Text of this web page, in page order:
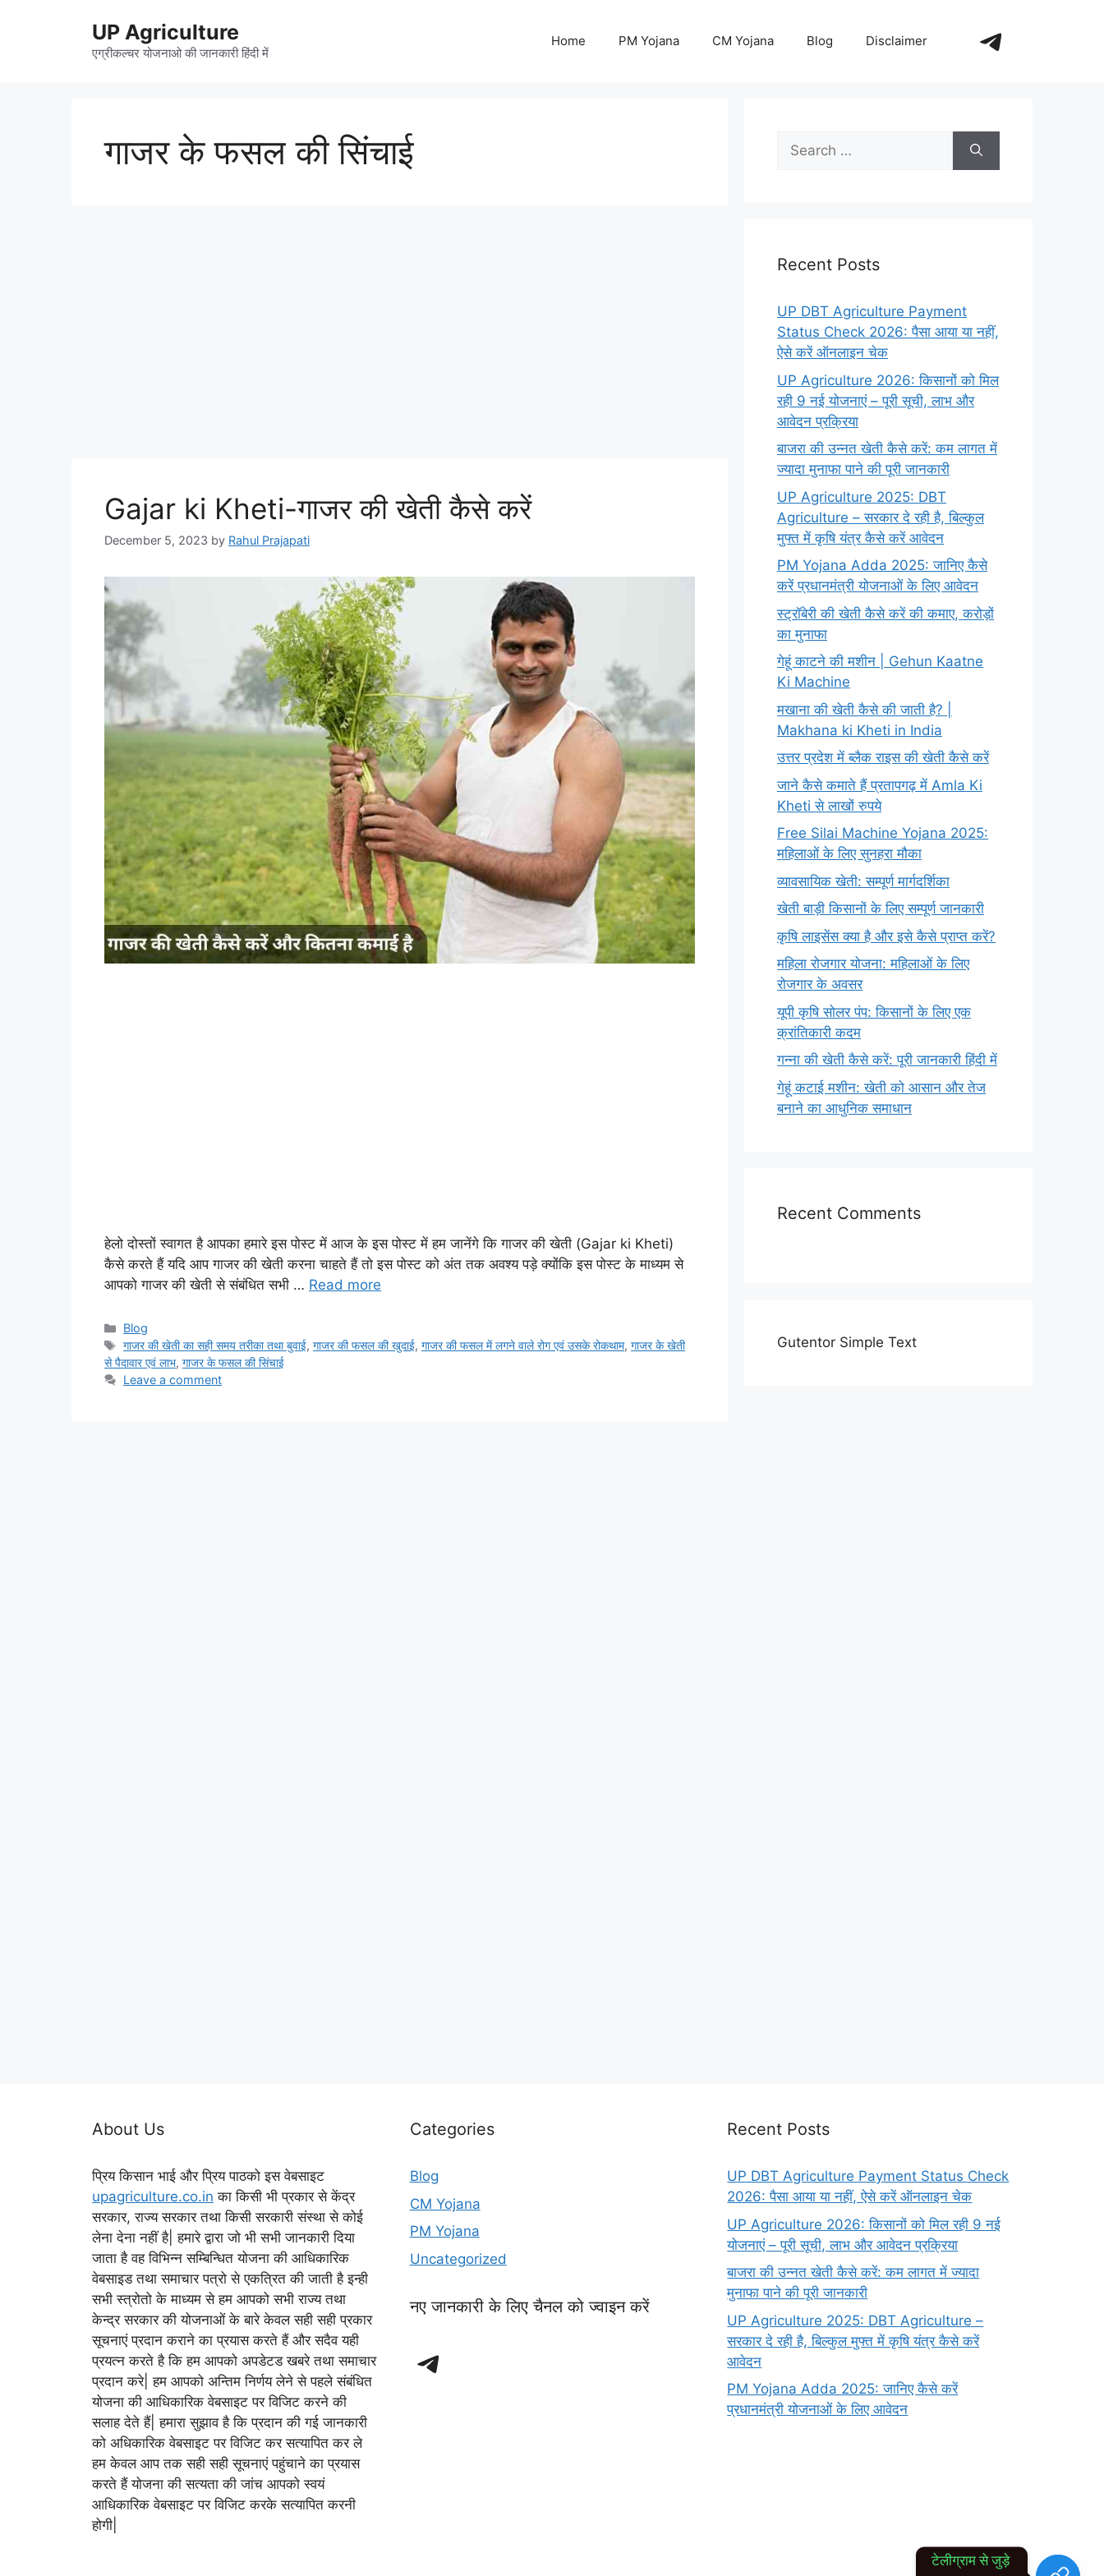
UP Agriculture
एग्रीकल्चर योजनाओ की जानकारी हिंदी में
Home PM Yojana CM Yojana Blog Disclaimer https://t.me/
गाजर के फसल की सिंचाई
Gajar ki Kheti-गाजर की खेती कैसे करें
December 5, 2023 by Rahul Prajapati
हेलो दोस्तों स्वागत है आपका हमारे इस पोस्ट में आज के इस पोस्ट में हम जानेंगे कि गाजर की खेती (Gajar ki Kheti)
कैसे करते हैं यदि आप गाजर की खेती करना चाहते हैं तो इस पोस्ट को अंत तक अवश्य पड़े क्योंकि इस पोस्ट के माध्यम से
आपको गाजर की खेती से संबंधित सभी … Read more
Categories
Blog
Tags
गाजर की खेती का सही समय तरीका तथा बुवाई,गाजर की फसल की खुदाई,गाजर की फसल में लगने वाले रोग एवं उसके रोकथाम,गाजर के खेती
से पैदावार एवं लाभ, गाजर के फसल की सिंचाई
Leave a comment
Search
for:
Recent Posts
UP DBT Agriculture Payment
Status Check 2026: पैसा आया या नहीं,
ऐसे करें ऑनलाइन चेक
UP Agriculture 2026: किसानों को मिल
रही 9 नई योजनाएं – पूरी सूची, लाभ और
आवेदन प्रक्रिया
बाजरा की उन्नत खेती कैसे करें: कम लागत में
ज्यादा मुनाफा पाने की पूरी जानकारी
UP Agriculture 2025: DBT
Agriculture – सरकार दे रही है, बिल्कुल
मुफ्त में कृषि यंत्र कैसे करें आवेदन
PM Yojana Adda 2025: जानिए कैसे
करें प्रधानमंत्री योजनाओं के लिए आवेदन
स्ट्रॉबेरी की खेती कैसे करें की कमाए, करोड़ों
का मुनाफा
गेहूं काटने की मशीन | Gehun Kaatne
Ki Machine
मखाना की खेती कैसे की जाती है? |
Makhana ki Kheti in India
उत्तर प्रदेश में ब्लैक राइस की खेती कैसे करें
जाने कैसे कमाते हैं प्रतापगढ़ में Amla Ki
Kheti से लाखों रुपये
Free Silai Machine Yojana 2025:
महिलाओं के लिए सुनहरा मौका
व्यावसायिक खेती: सम्पूर्ण मार्गदर्शिका
खेती बाड़ी किसानों के लिए सम्पूर्ण जानकारी
कृषि लाइसेंस क्या है और इसे कैसे प्राप्त करें?
महिला रोजगार योजना: महिलाओं के लिए
रोजगार के अवसर
यूपी कृषि सोलर पंप: किसानों के लिए एक
क्रांतिकारी कदम
गन्ना की खेती कैसे करें: पूरी जानकारी हिंदी में
गेहूं कटाई मशीन: खेती को आसान और तेज
बनाने का आधुनिक समाधान
Recent Comments
Gutentor Simple Text
About Us
प्रिय किसान भाई और प्रिय पाठको इस वेबसाइट
upagriculture.co.in का किसी भी प्रकार से केंद्र
सरकार, राज्य सरकार तथा किसी सरकारी संस्था से कोई
लेना देना नहीं है| हमारे द्वारा जो भी सभी जानकारी दिया
जाता है वह विभिन्न सम्बिन्धित योजना की आधिकारिक
वेबसाइड तथा समाचार पत्रो से एकत्रित की जाती है इन्ही
सभी स्त्रोतो के माध्यम से हम आपको सभी राज्य तथा
केन्द्र सरकार की योजनाओं के बारे केवल सही सही प्रकार
सूचनाएं प्रदान कराने का प्रयास करते हैं और सदैव यही
प्रयत्न करते है कि हम आपको अपडेटड खबरे तथा समाचार
प्रदान करे| हम आपको अन्तिम निर्णय लेने से पहले संबंधित
योजना की आधिकारिक वेबसाइट पर विजिट करने की
सलाह देते हैं| हमारा सुझाव है कि प्रदान की गई जानकारी
को अधिकारिक वेबसाइट पर विजिट कर सत्यापित कर ले
हम केवल आप तक सही सही सूचनाएं पहुंचाने का प्रयास
करते हैं योजना की सत्यता की जांच आपको स्वयं
आधिकारिक वेबसाइट पर विजिट करके सत्यापित करनी
होगी|
Categories
Blog
CM Yojana
PM Yojana
Uncategorized
नए जानकारी के लिए चैनल को ज्वाइन करें
Telegram
Recent Posts
UP DBT Agriculture Payment Status Check
2026: पैसा आया या नहीं, ऐसे करें ऑनलाइन चेक
UP Agriculture 2026: किसानों को मिल रही 9 नई
योजनाएं – पूरी सूची, लाभ और आवेदन प्रक्रिया
बाजरा की उन्नत खेती कैसे करें: कम लागत में ज्यादा
मुनाफा पाने की पूरी जानकारी
UP Agriculture 2025: DBT Agriculture –
सरकार दे रही है, बिल्कुल मुफ्त में कृषि यंत्र कैसे करें
आवेदन
PM Yojana Adda 2025: जानिए कैसे करें
प्रधानमंत्री योजनाओं के लिए आवेदन
टेलीग्राम से जुड़े